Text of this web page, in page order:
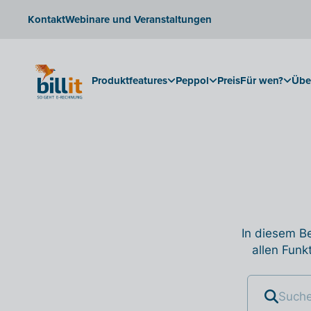
KontaktWebinare und Veranstaltungen
Produktfeatures Peppol PreisFür wen?
In diesem
allen